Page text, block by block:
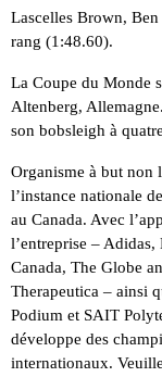
Lascelles Brown,
rang (1:48.60).
La Coupe du Monde
Altenberg,
son bobsleigh à
Organisme à but
l’instance nationale
au Canada. Avec
l’entreprise –
Canada, The Globe
Therapeutica – ainsi
Podium et SAIT
développe des
internationaux.